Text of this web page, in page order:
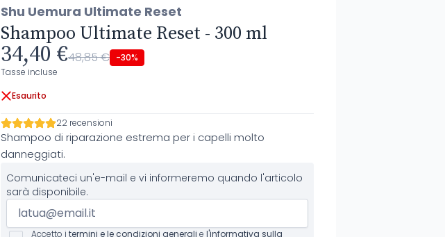
Shu Uemura Ultimate Reset
Shampoo Ultimate Reset - 300 ml
34,40 €48,85 € -30%
Tasse incluse
Esaurito
22 recensioni
Shampoo di riparazione estrema per i capelli molto
danneggiati.
Comunicateci un'e-mail e vi informeremo quando l'articolo
sarà disponibile.
Accetto i termini e le condizioni generali e l'informativa sulla